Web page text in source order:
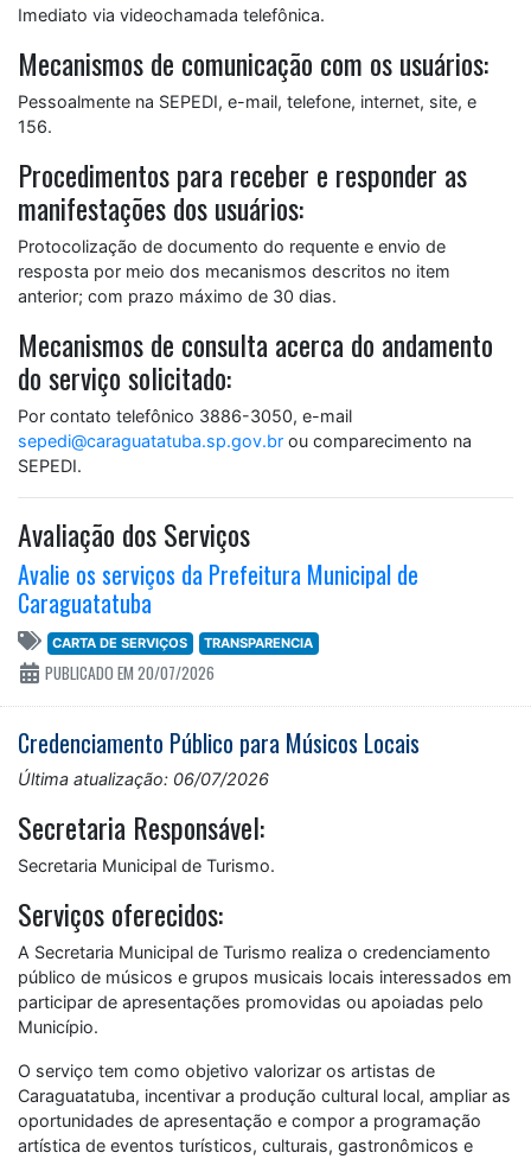
Imediato via videochamada telefônica.
Mecanismos de comunicação com os usuários:
Pessoalmente na SEPEDI, e-mail, telefone, internet, site, e
156.
Procedimentos para receber e responder as
manifestações dos usuários:
Protocolização de documento do requente e envio de
resposta por meio dos mecanismos descritos no item
anterior; com prazo máximo de 30 dias.
Mecanismos de consulta acerca do andamento
do serviço solicitado:
Por contato telefônico 3886-3050, e-mail
sepedi@caraguatatuba.sp.gov.br ou comparecimento na
SEPEDI.
Avaliação dos Serviços
Avalie os serviços da Prefeitura Municipal de
Caraguatatuba
CARTA DE SERVIÇOS TRANSPARENCIA
PUBLICADO EM 20/07/2026
Credenciamento Público para Músicos Locais
Última atualização: 06/07/2026
Secretaria Responsável:
Secretaria Municipal de Turismo.
Serviços oferecidos:
A Secretaria Municipal de Turismo realiza o credenciamento
público de músicos e grupos musicais locais interessados em
participar de apresentações promovidas ou apoiadas pelo
Município.
O serviço tem como objetivo valorizar os artistas de
Caraguatatuba, incentivar a produção cultural local, ampliar as
oportunidades de apresentação e compor a programação
artística de eventos turísticos, culturais, gastronômicos e